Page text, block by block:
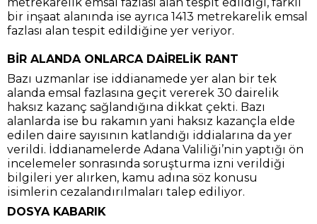
bir inşaat alanında ise ayrıca 1413 metrekarelik emsal
fazlası alan tespit edildiğine yer veriyor.
BİR ALANDA ONLARCA DAİRELİK RANT
Bazı uzmanlar ise iddianamede yer alan bir tek
alanda emsal fazlasına geçit vererek 30 dairelik
haksız kazanç sağlandığına dikkat çekti. Bazı
alanlarda ise bu rakamın yani haksız kazançla elde
edilen daire sayısının katlandığı iddialarına da yer
verildi. İddianamelerde Adana Valiliği’nin yaptığı ön
incelemeler sonrasında soruşturma izni verildiği
bilgileri yer alırken, kamu adına söz konusu
isimlerin cezalandırılmaları talep ediliyor.
DOSYA KABARIK